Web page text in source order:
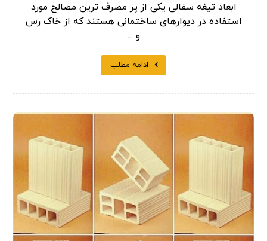
ابعاد تیغه سفالی یکی از پر مصرف ترین مصالح مورد
استفاده در دیوارهای ساختمانی هستند که از خاک رس
و ...
ادامه مطلب